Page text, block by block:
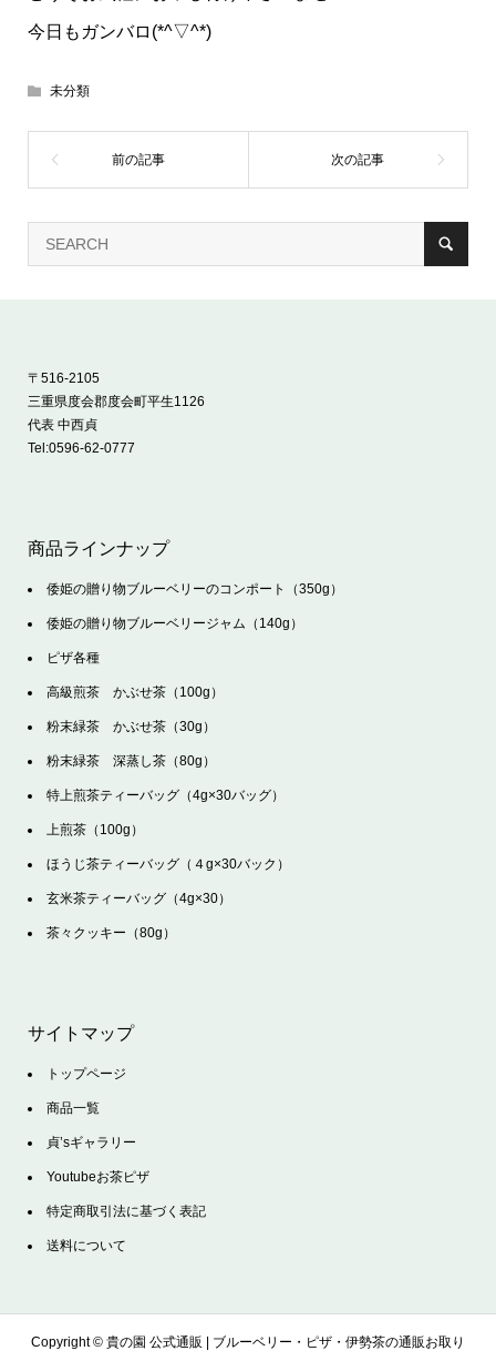
今日もガンバロ(*^▽^*)
未分類
〒516-2105
三重県度会郡度会町平生1126
代表 中西貞
Tel:0596-62-0777
商品ラインナップ
倭姫の贈り物ブルーベリーのコンポート（350g）
倭姫の贈り物ブルーベリージャム（140g）
ピザ各種
高級煎茶 かぶせ茶（100g）
粉末緑茶 かぶせ茶（30g）
粉末緑茶 深蒸し茶（80g）
特上煎茶ティーバッグ（4g×30バッグ）
上煎茶（100g）
ほうじ茶ティーバッグ（４g×30バック）
玄米茶ティーバッグ（4g×30）
茶々クッキー（80g）
サイトマップ
トップページ
商品一覧
貞’sギャラリー
Youtubeお茶ピザ
特定商取引法に基づく表記
送料について
Copyright © 貴の園 公式通販 | ブルーベリー・ピザ・伊勢茶の通販お取り